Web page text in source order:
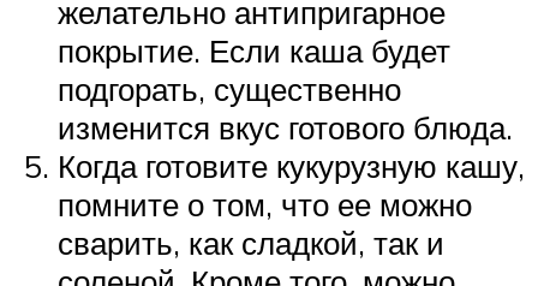
желательно антипригарное
покрытие. Если каша будет
подгорать, существенно
изменится вкус готового блюда.
Когда готовите кукурузную кашу,
помните о том, что ее можно
сварить, как сладкой, так и